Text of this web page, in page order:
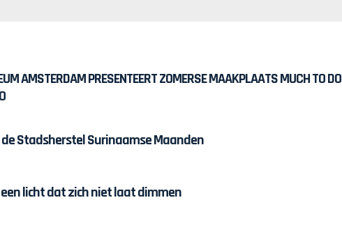
AMSTERDAM PRESENTEERT ZOMERSE MAAKPLAATS MUCH TO DO
Stadsherstel Surinaamse Maanden
licht dat zich niet laat dimmen